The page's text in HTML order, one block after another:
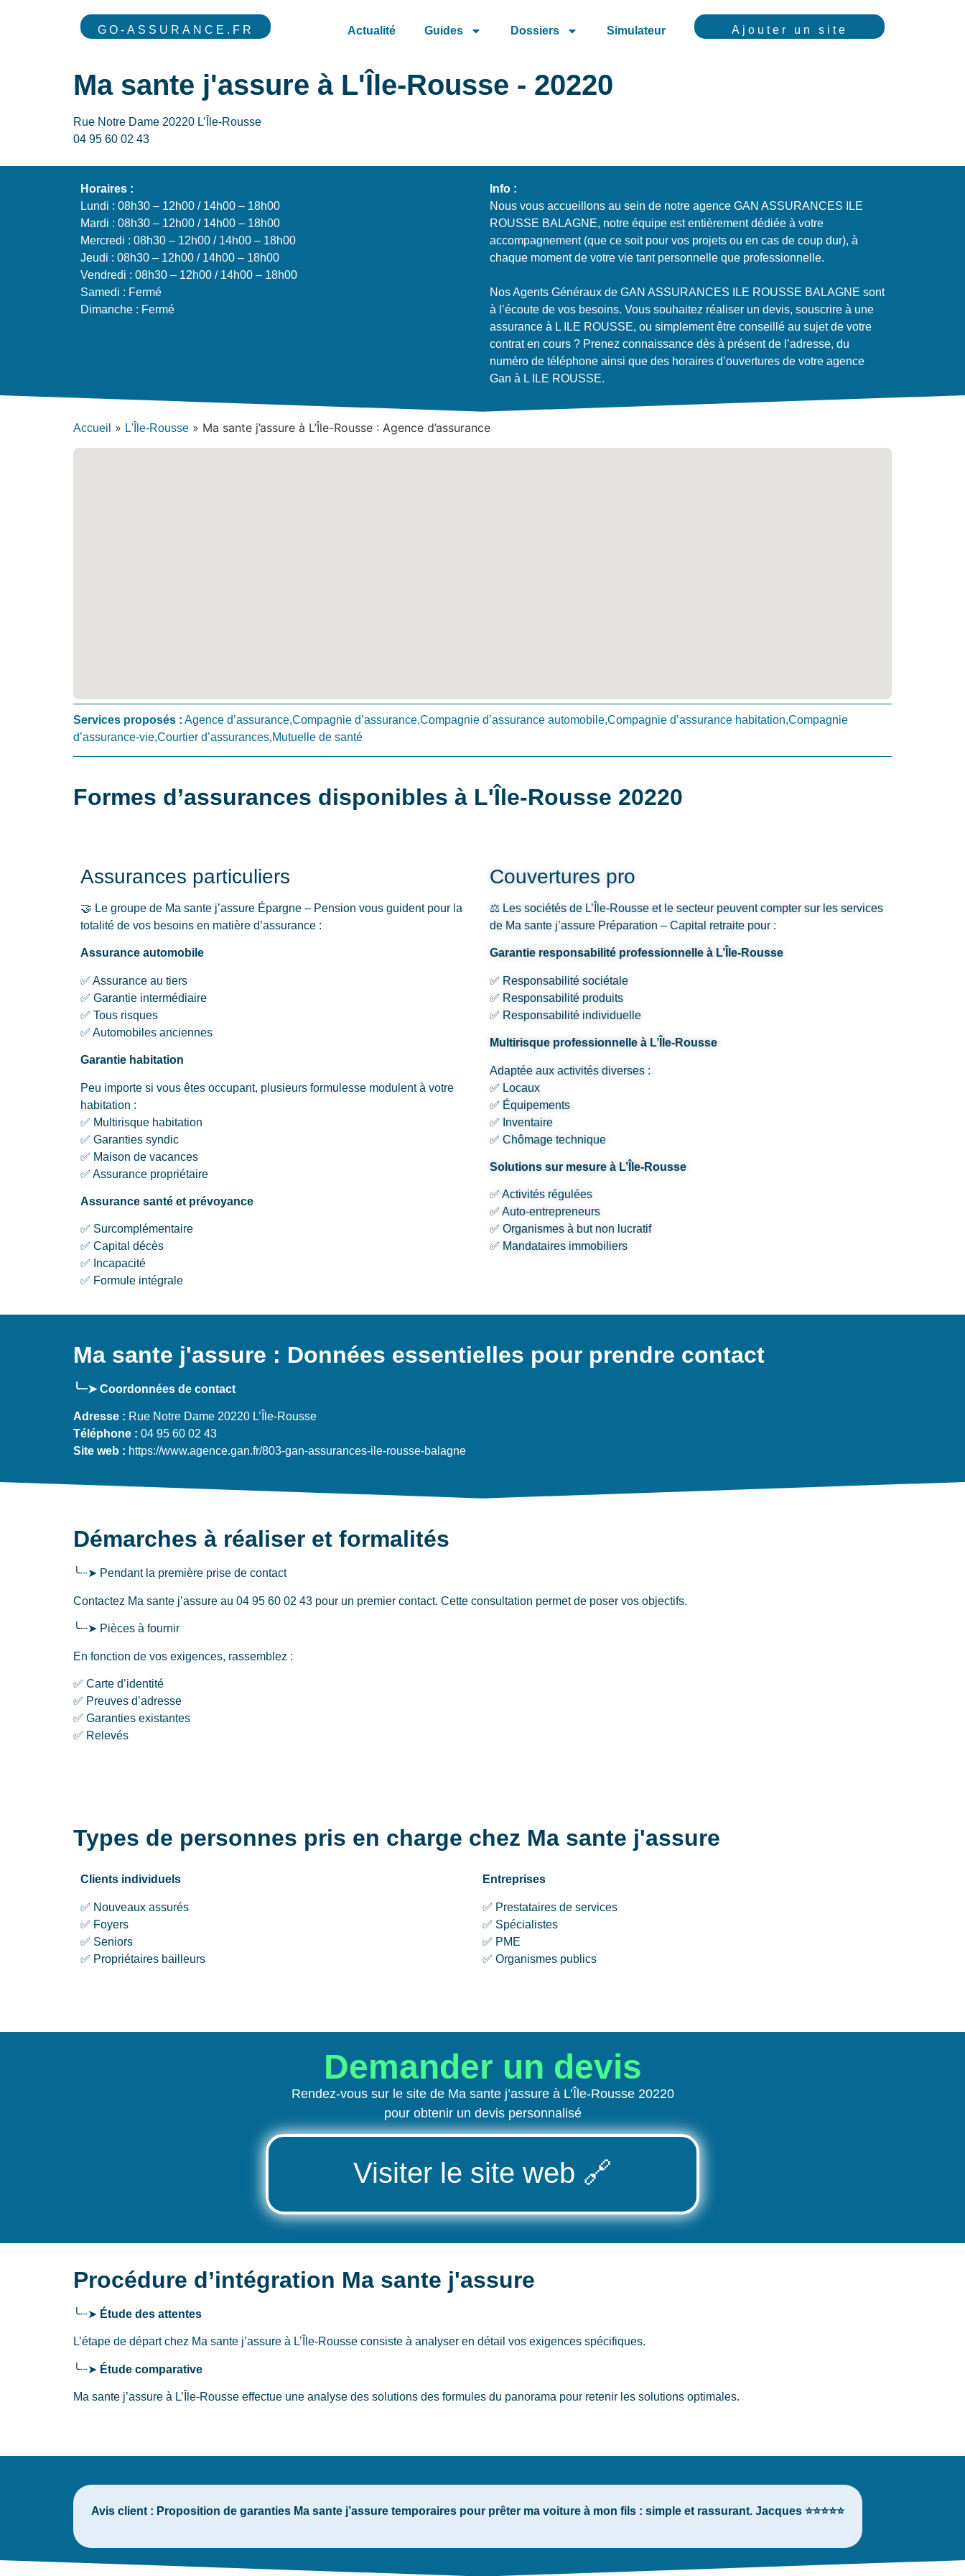
GO-ASSURANCE.FR Actualité Guides Dossiers Simulateur Ajouter un site
Ma sante j'assure à L'Île-Rousse - 20220
Rue Notre Dame 20220 L’Île-Rousse
04 95 60 02 43
Horaires :
Lundi : 08h30 – 12h00 / 14h00 – 18h00
Mardi : 08h30 – 12h00 / 14h00 – 18h00
Mercredi : 08h30 – 12h00 / 14h00 – 18h00
Jeudi : 08h30 – 12h00 / 14h00 – 18h00
Vendredi : 08h30 – 12h00 / 14h00 – 18h00
Samedi : Fermé
Dimanche : Fermé
Info :
Nous vous accueillons au sein de notre agence GAN ASSURANCES ILE
ROUSSE BALAGNE, notre équipe est entièrement dédiée à votre
accompagnement (que ce soit pour vos projets ou en cas de coup dur), à
chaque moment de votre vie tant personnelle que professionnelle.
Nos Agents Généraux de GAN ASSURANCES ILE ROUSSE BALAGNE sont
à l’écoute de vos besoins. Vous souhaitez réaliser un devis, souscrire à une
assurance à L ILE ROUSSE, ou simplement être conseillé au sujet de votre
contrat en cours ? Prenez connaissance dès à présent de l’adresse, du
numéro de téléphone ainsi que des horaires d’ouvertures de votre agence
Gan à L ILE ROUSSE.
Accueil » L'Île-Rousse » Ma sante j’assure à L’Île-Rousse : Agence d’assurance
Services proposés : Agence d’assurance,Compagnie d’assurance,Compagnie d’assurance automobile,Compagnie d’assurance habitation,Compagnie
d’assurance-vie,Courtier d’assurances,Mutuelle de santé
Formes d’assurances disponibles à L'Île-Rousse 20220
Assurances particuliers
🤝 Le groupe de Ma sante j’assure Épargne – Pension vous guident pour la
totalité de vos besoins en matière d’assurance :
Assurance automobile
✅ Assurance au tiers
✅ Garantie intermédiaire
✅ Tous risques
✅ Automobiles anciennes
Garantie habitation
Peu importe si vous êtes occupant, plusieurs formulesse modulent à votre
habitation :
✅ Multirisque habitation
✅ Garanties syndic
✅ Maison de vacances
✅ Assurance propriétaire
Assurance santé et prévoyance
✅ Surcomplémentaire
✅ Capital décès
✅ Incapacité
✅ Formule intégrale
Couvertures pro
⚖️ Les sociétés de L’Île-Rousse et le secteur peuvent compter sur les services
de Ma sante j’assure Préparation – Capital retraite pour :
Garantie responsabilité professionnelle à L’Île-Rousse
✅ Responsabilité sociétale
✅ Responsabilité produits
✅ Responsabilité individuelle
Multirisque professionnelle à L’Île-Rousse
Adaptée aux activités diverses :
✅ Locaux
✅ Équipements
✅ Inventaire
✅ Chômage technique
Solutions sur mesure à L’Île-Rousse
✅ Activités régulées
✅ Auto-entrepreneurs
✅ Organismes à but non lucratif
✅ Mandataires immobiliers
Ma sante j'assure : Données essentielles pour prendre contact
╰┈➤ Coordonnées de contact
Adresse : Rue Notre Dame 20220 L’Île-Rousse
Téléphone : 04 95 60 02 43
Site web : https://www.agence.gan.fr/803-gan-assurances-ile-rousse-balagne
Démarches à réaliser et formalités
╰┈➤ Pendant la première prise de contact
Contactez Ma sante j’assure au 04 95 60 02 43 pour un premier contact. Cette consultation permet de poser vos objectifs.
╰┈➤ Pièces à fournir
En fonction de vos exigences, rassemblez :
✅ Carte d’identité
✅ Preuves d’adresse
✅ Garanties existantes
✅ Relevés
Types de personnes pris en charge chez Ma sante j'assure
Clients individuels
✅ Nouveaux assurés
✅ Foyers
✅ Seniors
✅ Propriétaires bailleurs
Entreprises
✅ Prestataires de services
✅ Spécialistes
✅ PME
✅ Organismes publics
Demander un devis
Rendez-vous sur le site de Ma sante j’assure à L’Île-Rousse 20220
pour obtenir un devis personnalisé
Visiter le site web 🔗
Procédure d’intégration Ma sante j'assure
╰┈➤ Étude des attentes
L’étape de départ chez Ma sante j’assure à L’Île-Rousse consiste à analyser en détail vos exigences spécifiques.
╰┈➤ Étude comparative
Ma sante j’assure à L’Île-Rousse effectue une analyse des solutions des formules du panorama pour retenir les solutions optimales.
Avis client : Proposition de garanties Ma sante j’assure temporaires pour prêter ma voiture à mon fils : simple et rassurant. Jacques ⭐⭐⭐⭐⭐